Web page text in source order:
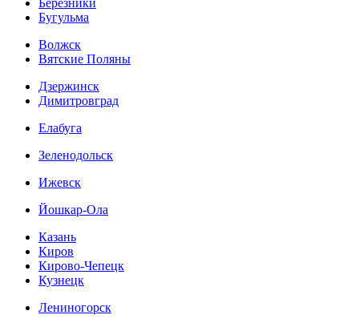
Березники
Бугульма
Волжск
Вятские Поляны
Дзержинск
Димитровград
Елабуга
Зеленодольск
Ижевск
Йошкар-Ола
Казань
Киров
Кирово-Чепецк
Кузнецк
Лениногорск